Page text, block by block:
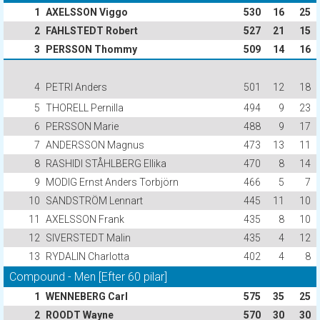
1 AXELSSON Viggo 530 16
25
2
FAHLSTEDT Robert 527 21
15
3
PERSSON Thommy 509 14 16
4 PETRI Anders 501 12
18
5 THORELL Pernilla 494 9
23
6
PERSSON Marie 488 9
17
7 ANDERSSON Magnus 473 13
11
8 RASHIDI STÅHLBERG Ellika 470 8
14
9
MODIG Ernst Anders Torbjörn 466 5
7
10
SANDSTRÖM Lennart 445 11
10
11
AXELSSON Frank 435 8
10
12
SIVERSTEDT Malin 435 4
12
13
RYDALIN Charlotta 402 4 8
Compound - Men [Efter 60 pilar]
1 WENNEBERG Carl 575 35
25
2
ROODT Wayne 570 30 30